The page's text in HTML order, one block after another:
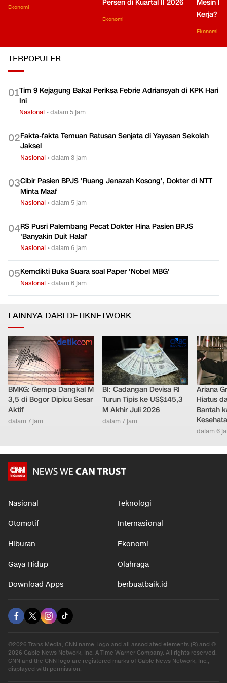
Ekonomi
Persen di Kuartal II 2026
Ekonomi
Mesin
Kerja?
Ekonomi
TERPOPULER
01Tim 9 Kejagung Bakal Periksa Febrie Adriansyah di KPK Hari
Ini
Nasional •dalam 5 jam
02Fakta-fakta Temuan Ratusan Senjata di Yayasan Sekolah
Jaksel
Nasional •dalam 3 jam
03Cibir Pasien BPJS 'Ruang Jenazah Kosong', Dokter di NTT
Minta Maaf
Nasional •dalam 5 jam
04RS Pusri Palembang Pecat Dokter Hina Pasien BPJS
'Banyakin Duit Halal'
Nasional •dalam 6 jam
05Kemdikti Buka Suara soal Paper 'Nobel MBG'
Nasional •dalam 6 jam
LAINNYA DARI DETIKNETWORK
BMKG: Gempa Dangkal M
3,5 di Bogor Dipicu Sesar
Aktif
dalam 7 jam
BI: Cadangan Devisa RI
Turun Tipis ke US$145,3
M Akhir Juli 2026
dalam 7 jam
Ariana
Hiatus
Bantah
dalam 6
Nasional Teknologi
Otomotif Internasional
Hiburan Ekonomi
Gaya Hidup Olahraga
Download Apps berbuatbaik.id
©2026 Trans Media, CNN name, logo and all associated elements (R) and ©
2026 Cable News Network, Inc. A Time Warner Company. All rights reserved.
CNN and the CNN logo are registered marks of Cable News Network, Inc.,
displayed with permission.